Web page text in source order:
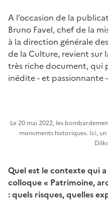
A l’occasion de la
Bruno Favel, chef de la
à la direction générale
de la Culture, revient sur
très riche document, qui
inédite - et passionnante
Le 20 mai 2022, les
monuments historiques. Ici,
Quel est le contexte qui
colloque « Patrimoine,
: quels risques, quelles